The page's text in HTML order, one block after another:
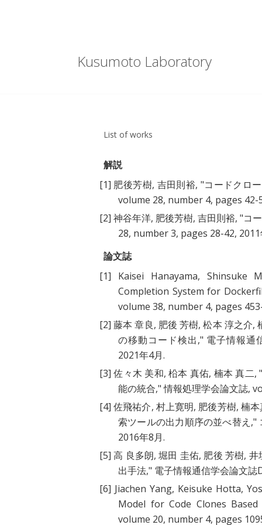
Kusumoto Laboratory
List of works
解説
[1] 肥後芳樹, 吉田則裕, "コードクロ
volume 28, number 4, pages 42-
[2] 神谷年洋, 肥後芳樹, 吉田則裕, "コ
28, number 3, pages 28-42, 2011
論文誌
[1] Kaisei Hanayama, Shinsuke
Completion System for
volume 38, number 4, pages
[2] 藤本 章良, 肥後 芳樹, 松本 淳之介,
の移動コード検出," 電子情報通
2021年4月.
[3] 佐々木 美和, 柗本 真佑, 楠本 真二,
能の統合," 情報処理学会論文誌,
[4] 佐飛祐介, 村上寛明, 肥後芳樹, 楠
索ツールの出力順序の並べ替え ,"
2016年8月.
[5] 高 良多朗, 堀田 圭佑, 肥後 芳樹,
出手法," 電子情報通信学会論文
[6] Jiachen Yang, Keisuke Hotta,
Model for Code Clones
volume 20, number 4, pages